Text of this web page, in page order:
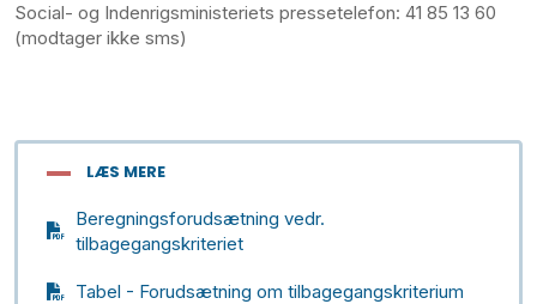
Social- og Indenrigsministeriets pressetelefon: 41 85 13 60
(modtager ikke sms)
LÆS MERE
Beregningsforudsætning vedr.
tilbagegangskriteriet
Tabel - Forudsætning om tilbagegangskriterium